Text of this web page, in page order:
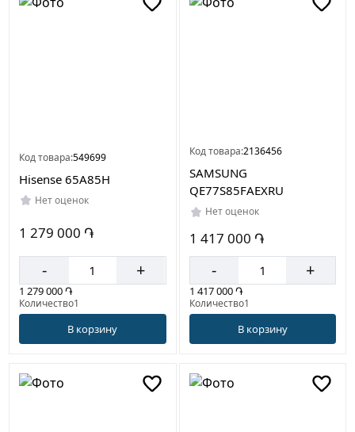
Код товара:549699
Hisense 65A85H
Нет оценок
1 279 000 ֏
- +
1 279 000 ֏
Количество1
В корзину
Код товара:2136456
SAMSUNG
QE77S85FAEXRU
Нет оценок
1 417 000 ֏
- +
1 417 000 ֏
Количество1
В корзину